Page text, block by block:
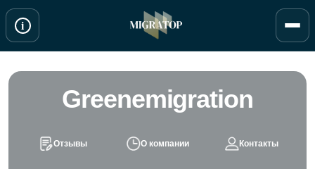
Перейти
содержимому
i
Greenemigration
Отзывы О компании Контакты